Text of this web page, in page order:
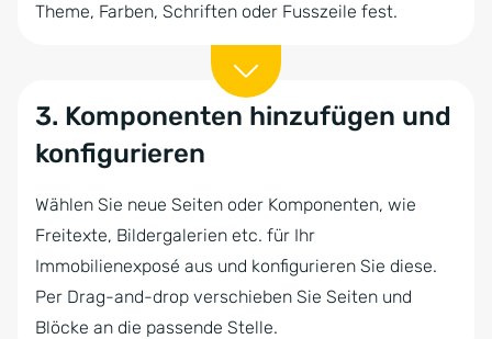
Theme, Farben, Schriften oder Fusszeile fest.
3. Komponenten hinzufügen und
konfigurieren
Wählen Sie neue Seiten oder Komponenten, wie
Freitexte, Bildergalerien etc. für Ihr
Immobilienexposé aus und konfigurieren Sie diese.
Per Drag-and-drop verschieben Sie Seiten und
Blöcke an die passende Stelle.